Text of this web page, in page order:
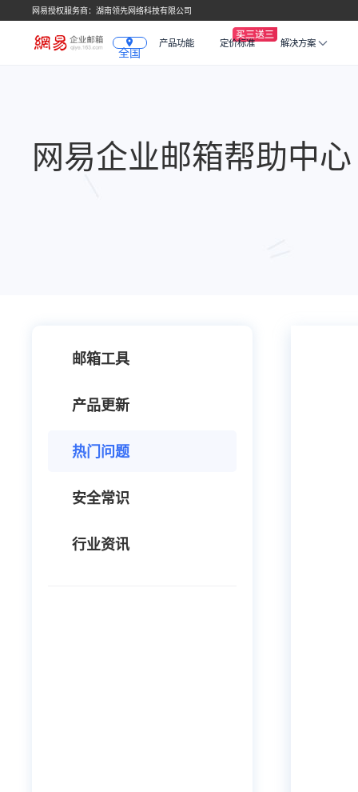
网易授权服务商：湖南领先网络科技有限公司
全国
产品功能 定价标准 解决方案
网易企业邮箱帮助中心
邮箱工具
产品更新
热门问题
安全常识
行业资讯